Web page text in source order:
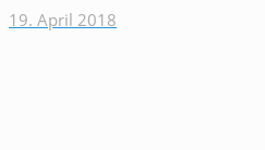
19. April 2018